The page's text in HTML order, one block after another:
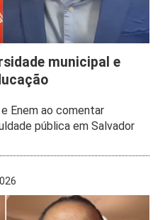
municipal e
Enem ao comentar
pública em Salvador